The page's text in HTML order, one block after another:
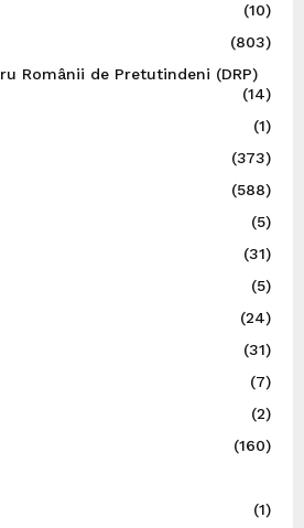
(10)
(803)
Românii de Pretutindeni (DRP)
(14)
(1)
(373)
(588)
(5)
(31)
(5)
(24)
(31)
(7)
(2)
(160)
(1)